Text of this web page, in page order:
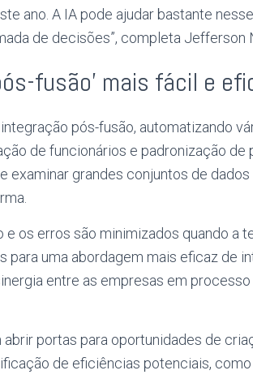
ano. A IA pode ajudar bastante
de decisões”, completa Jefferson
fusão’ mais fácil e
pós-fusão, automatizando
de funcionários e padronização
examinar grandes conjuntos de
e os erros são minimizados quando a
para uma abordagem mais eficaz de
entre as empresas em processo
portas para oportunidades de
de eficiências potenciais,